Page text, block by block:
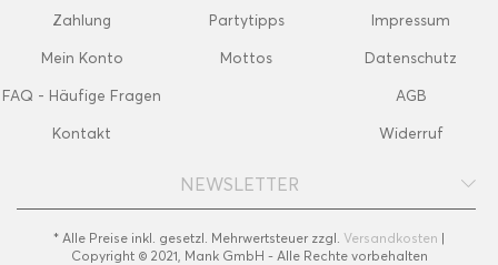
Zahlung
Mein Konto
FAQ - Häufige Fragen
Kontakt
Partytipps
Mottos
Impressum
Datenschutz
AGB
Widerruf
NEWSLETTER
* Alle Preise inkl. gesetzl. Mehrwertsteuer zzgl. Versandkosten |
Copyright © 2021, Mank GmbH - Alle Rechte vorbehalten